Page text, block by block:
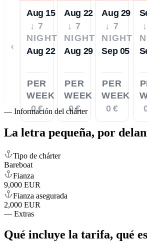
‹
Aug 15
↓ 7
NIGHTS
Aug 22
PER
WEEK
0 €
Aug 22
↓ 7
NIGHTS
Aug 29
PER
WEEK
0 €
Aug 29
↓ 7
NIGHTS
Sep 05
PER
WEEK
0 €
— Información del chárter
La letra pequeña, por
Tipo de chárter
Bareboat
Fianza
9,000 EUR
Fianza asegurada
2,000 EUR
— Extras
Qué incluye la tarifa, qué